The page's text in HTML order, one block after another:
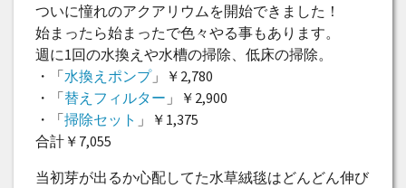
ついに憧れのアクアリウムを開始できました！
始まったら始まったで色々やる事もあります。
週に1回の水換えや水槽の掃除、低床の掃除。
・「水換えポンプ」￥2,780
・「替えフィルター 」￥2,900
・「掃除セット 」￥1,375
合計￥7,055
当初芽が出るか心配してた水草絨毯はどんどん伸び